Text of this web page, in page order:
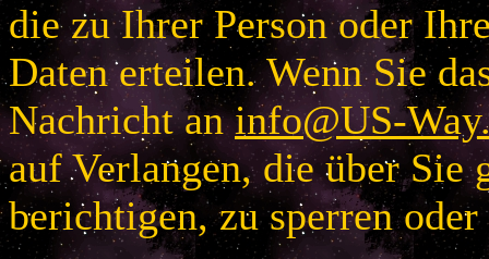
die zu Ihrer Person oder
Daten erteilen. Wenn Sie
Nachricht aninfo@US-
auf Verlangen, die über Sie
berichtigen, zu sperren